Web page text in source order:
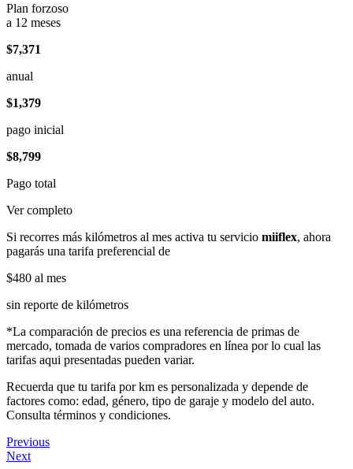
Plan forzoso
a 12 meses
$7,371
anual
$1,379
pago inicial
$8,799
Pago total
Ver completo
Si recorres más kilómetros al mes activa tu servicio miiflex, ahora
pagarás una tarifa preferencial de
$480 al mes
sin reporte de kilómetros
*La comparación de precios es una referencia de primas de
mercado, tomada de varios compradores en línea por lo cual las
tarifas aqui presentadas pueden variar.
Recuerda que tu tarifa por km es personalizada y depende de
factores como: edad, género, tipo de garaje y modelo del auto.
Consulta términos y condiciones.
Previous
Next